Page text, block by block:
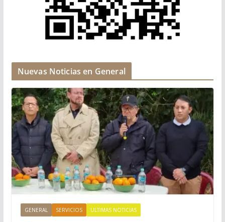
Nuevas Noticias en General
GENERAL SERVICIOS ULTIMAS NOTICIAS